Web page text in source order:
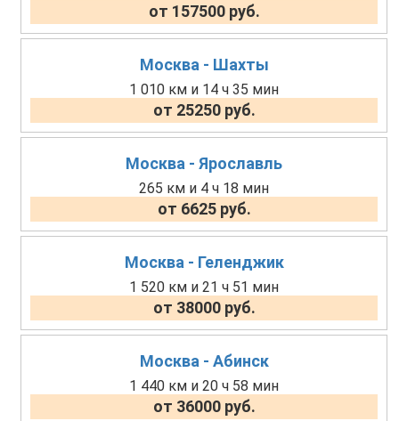
от 157500 руб.
Москва - Шахты
1 010 км и 14 ч 35 мин
от 25250 руб.
Москва - Ярославль
265 км и 4 ч 18 мин
от 6625 руб.
Москва - Геленджик
1 520 км и 21 ч 51 мин
от 38000 руб.
Москва - Абинск
1 440 км и 20 ч 58 мин
от 36000 руб.